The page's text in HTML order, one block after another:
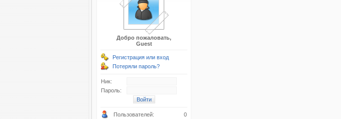
Добро пожаловать,
Guest
Регистрация или вход
Потеряли пароль?
Ник:
Пароль:
Пользователей: 0